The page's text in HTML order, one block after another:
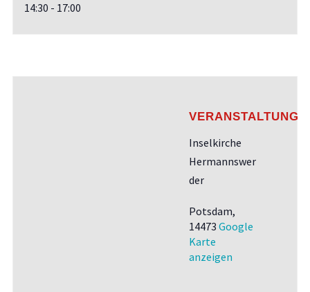
14:30 - 17:00
Inselkirche
Hermannswer
der
Potsdam,
14473 Google
Karte
anzeigen